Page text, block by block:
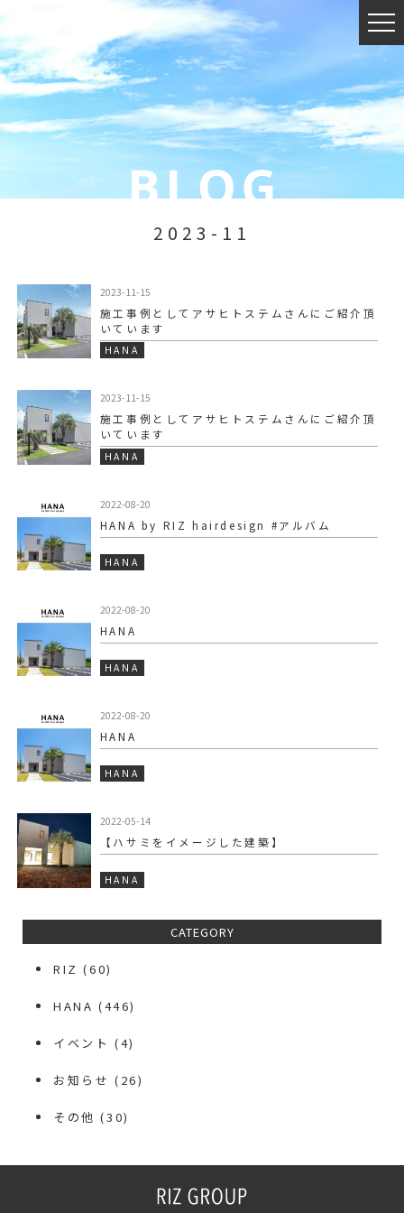
2023-11
2023-11-15
施工事例としてアサヒトステムさんにご紹介頂
いています️
HANA
2023-11-15
施工事例としてアサヒトステムさんにご紹介頂
いています️
HANA
2022-08-20
HANA by RIZ hairdesign #アルバム
HANA
2022-08-20
HANA
HANA
2022-08-20
HANA
HANA
2022-05-14
【ハサミをイメージした建築】
HANA
CATEGORY
RIZ (60)
HANA (446)
イベント (4)
お知らせ (26)
その他 (30)